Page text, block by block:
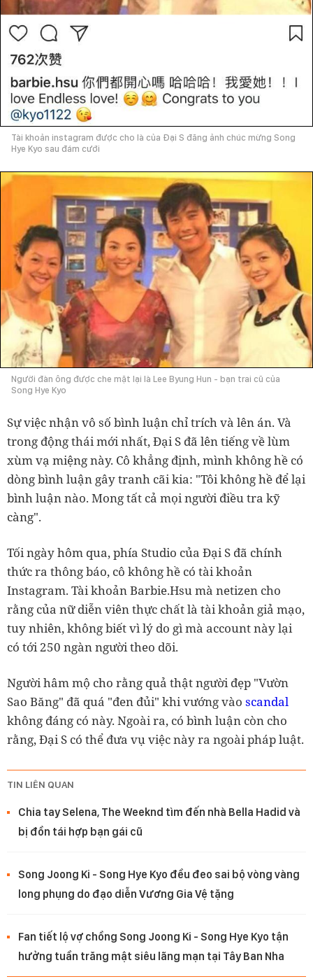
Tài khoản instagram được cho là của Đại S đăng ảnh chúc mừng Song
Hye Kyo sau đám cưới
Người đàn ông được che mặt lại là Lee Byung Hun - bạn trai cũ của
Song Hye Kyo
Sự việc nhận vô số bình luận chỉ trích và lên án. Và
trong động thái mới nhất, Đại S đã lên tiếng về lùm
xùm vạ miệng này. Cô khẳng định, mình không hề có
dòng bình luận gây tranh cãi kia: "Tôi không hề để lại
bình luận nào. Mong tất cả mọi người điều tra kỹ
càng".
Tối ngày hôm qua, phía Studio của Đại S đã chính
thức ra thông báo, cô không hề có tài khoản
Instagram. Tài khoản Barbie.Hsu mà netizen cho
rằng của nữ diễn viên thực chất là tài khoản giả mạo,
tuy nhiên, không biết vì lý do gì mà account này lại
có tới 250 ngàn người theo dõi.
Người hâm mộ cho rằng quả thật người đẹp "Vườn
Sao Băng" đã quá "đen đủi" khi vướng vào scandal
không đáng có này. Ngoài ra, có bình luận còn cho
rằng, Đại S có thể đưa vụ việc này ra ngoài pháp luật.
TIN LIÊN QUAN
Chia tay Selena, The Weeknd tìm đến nhà Bella Hadid và
bị đồn tái hợp bạn gái cũ
Song Joong Ki - Song Hye Kyo đều đeo sai bộ vòng vàng
long phụng do đạo diễn Vương Gia Vệ tặng
Fan tiết lộ vợ chồng Song Joong Ki - Song Hye Kyo tận
hưởng tuần trăng mật siêu lãng mạn tại Tây Ban Nha